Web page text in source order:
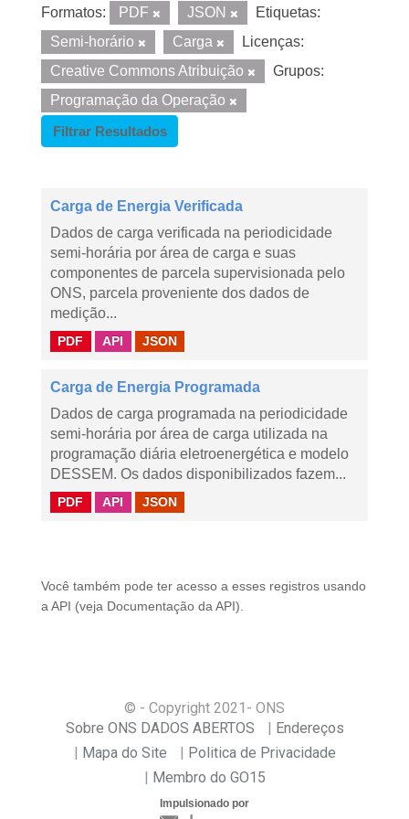
Formatos: PDF JSON
Etiquetas:
Semi-horário
Carga
Licenças:
Creative Commons Atribuição
Grupos:
Programação da Operação
Filtrar Resultados
Carga de Energia Verificada
Dados de carga verificada na periodicidade
semi-horária por área de carga e suas
componentes de parcela supervisionada pelo
ONS, parcela proveniente dos dados de
medição...
PDF API JSON
Carga de Energia Programada
Dados de carga programada na periodicidade
semi-horária por área de carga utilizada na
programação diária eletroenergética e modelo
DESSEM. Os dados disponibilizados fazem...
PDF API JSON
Você também pode ter acesso a esses registros usando
a API (veja Documentação da API ).
© - Copyright 2021 - ONS
Sobre ONS DADOS ABERTOS
Endereços
Mapa do Site
Politica de Privacidade
Membro do GO15
Impulsionado por